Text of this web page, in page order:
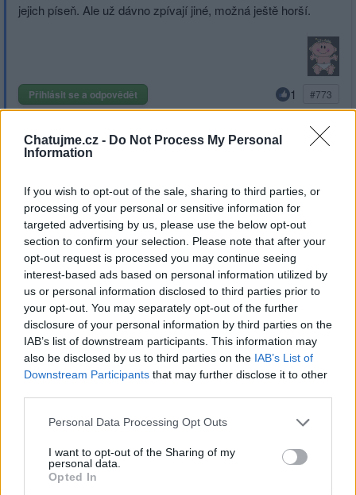
Chatujme.cz - Do Not Process My Personal
Information
If you wish to opt-out of the sale, sharing to third parties, or
processing of your personal or sensitive information for
targeted advertising by us, please use the below opt-out
section to confirm your selection. Please note that after your
opt-out request is processed you may continue seeing
interest-based ads based on personal information utilized by
us or personal information disclosed to third parties prior to
your opt-out. You may separately opt-out of the further
disclosure of your personal information by third parties on the
IAB’s list of downstream participants. This information may
also be disclosed by us to third parties on the IAB’s List of
Downstream Participants that may further disclose it to other
Personal Data Processing Opt Outs
I want to opt-out of the Sharing of my
personal data.
Opted In
jejich píseň. Ale už dávno zpívají jiné, možná ještě horší.
Přihlásit se a odpovědět 1 #773
Domecek |Předmět:RE: 04.01.22 13:51:27
Je mi moc líto jehovistických dětí. Ještě ani nejsou členy
NSSJ, ale už si nesmí se svými spolužáky ani zahrát po
škole na hřišti, protože by byly ve ŠPATNÉ
SPOLEČNOSTI.
Přihlásit se a odpovědět 1 #773
Hodně lidí přežije – můžete být mezi nimi
Naše přežití závisí na tom, jestli budeme věrní Bohu